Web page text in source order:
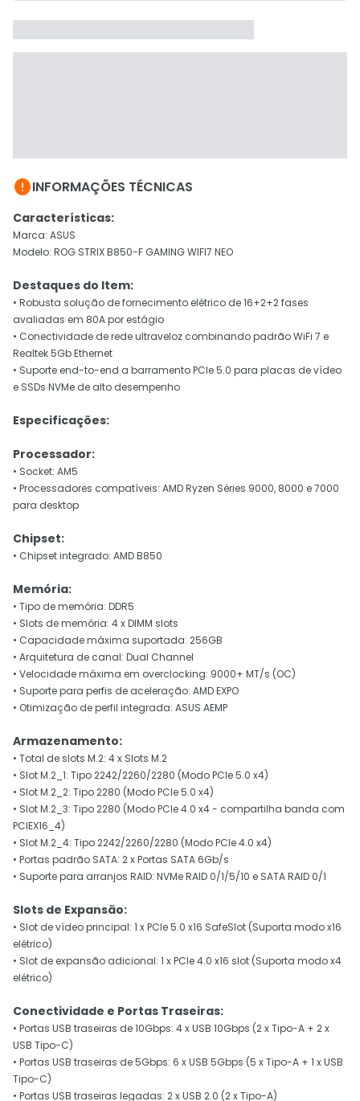
INFORMAÇÕES TÉCNICAS
Características:
Marca: ASUS
Modelo: ROG STRIX B850-F GAMING WIFI7 NEO
Destaques do Item:
• Robusta solução de fornecimento elétrico de 16+2+2 fases
avaliadas em 80A por estágio
• Conectividade de rede ultraveloz combinando padrão WiFi 7 e
Realtek 5Gb Ethernet
• Suporte end-to-end a barramento PCIe 5.0 para placas de vídeo
e SSDs NVMe de alto desempenho
Especificações:
Processador:
• Socket: AM5
• Processadores compatíveis: AMD Ryzen Séries 9000, 8000 e 7000
para desktop
Chipset:
• Chipset integrado: AMD B850
Memória:
• Tipo de memória: DDR5
• Slots de memória: 4 x DIMM slots
• Capacidade máxima suportada: 256GB
• Arquitetura de canal: Dual Channel
• Velocidade máxima em overclocking: 9000+ MT/s (OC)
• Suporte para perfis de aceleração: AMD EXPO
• Otimização de perfil integrada: ASUS AEMP
Armazenamento:
• Total de slots M.2: 4 x Slots M.2
• Slot M.2_1: Tipo 2242/2260/2280 (Modo PCIe 5.0 x4)
• Slot M.2_2: Tipo 2280 (Modo PCIe 5.0 x4)
• Slot M.2_3: Tipo 2280 (Modo PCIe 4.0 x4 - compartilha banda com
PCIEX16_4)
• Slot M.2_4: Tipo 2242/2260/2280 (Modo PCIe 4.0 x4)
• Portas padrão SATA: 2 x Portas SATA 6Gb/s
• Suporte para arranjos RAID: NVMe RAID 0/1/5/10 e SATA RAID 0/1
Slots de Expansão:
• Slot de vídeo principal: 1 x PCIe 5.0 x16 SafeSlot (Suporta modo x16
elétrico)
• Slot de expansão adicional: 1 x PCIe 4.0 x16 slot (Suporta modo x4
elétrico)
Conectividade e Portas Traseiras:
• Portas USB traseiras de 10Gbps: 4 x USB 10Gbps (2 x Tipo-A + 2 x
USB Tipo-C)
• Portas USB traseiras de 5Gbps: 6 x USB 5Gbps (5 x Tipo-A + 1 x USB
Tipo-C)
• Portas USB traseiras legadas: 2 x USB 2.0 (2 x Tipo-A)